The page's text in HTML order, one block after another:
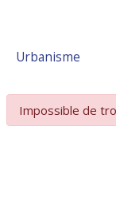
Urbanisme
Impossible de